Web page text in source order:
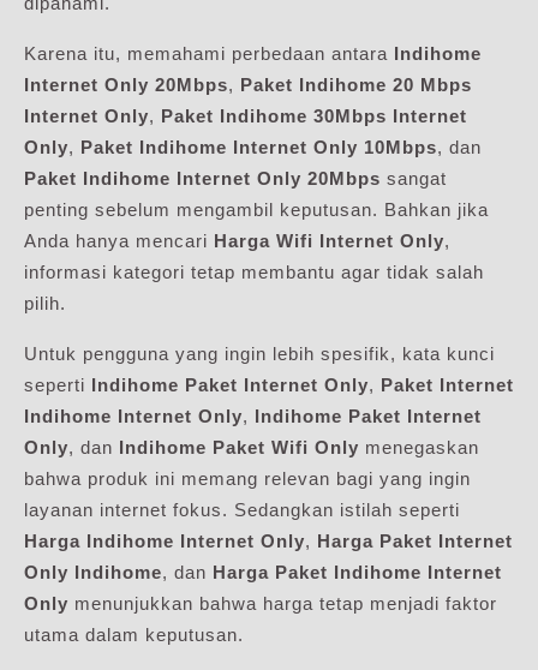
Karena itu, memahami perbedaan antara
Indihome
Internet Only 20Mbps, Paket Indihome 20 Mbps
Internet Only, Paket Indihome 30Mbps Internet
Only, Paket Indihome Internet Only 10Mbps, dan
Paket Indihome Internet Only 20Mbps sangat
penting sebelum mengambil keputusan. Bahkan jika
Anda hanya mencari Harga Wifi Internet Only,
informasi kategori tetap membantu agar tidak salah
pilih.
Untuk pengguna yang ingin lebih spesifik, kata kunci
seperti
Indihome Paket Internet Only, Paket Internet
Indihome Internet Only,
Indihome Paket Internet
Only, dan Indihome Paket Wifi Only menegaskan
bahwa produk ini memang relevan bagi yang ingin
layanan internet fokus. Sedangkan istilah seperti
Harga Indihome Internet Only, Harga Paket Internet
Only Indihome, dan Harga Paket Indihome Internet
Only menunjukkan bahwa harga tetap menjadi faktor
utama dalam keputusan.